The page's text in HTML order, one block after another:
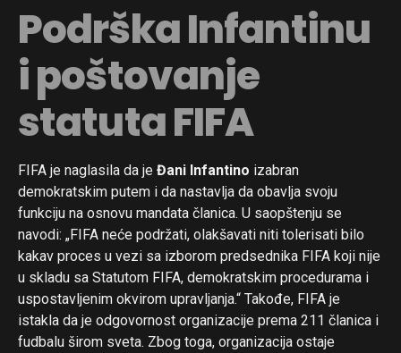
Podrška Infantinu
i poštovanje
statuta FIFA
FIFA je naglasila da je Đani Infantino izabran
demokratskim putem i da nastavlja da obavlja svoju
funkciju na osnovu mandata članica. U saopštenju se
navodi: „FIFA neće podržati, olakšavati niti tolerisati bilo
kakav proces u vezi sa izborom predsednika FIFA koji nije
u skladu sa Statutom FIFA, demokratskim procedurama i
uspostavljenim okvirom upravljanja.“ Takođe, FIFA je
istakla da je odgovornost organizacije prema 211 članica i
fudbalu širom sveta. Zbog toga, organizacija ostaje